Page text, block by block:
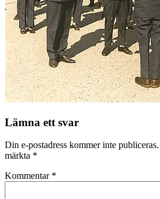
Lämna ett svar
Din e-postadress kommer inte publiceras.
märkta *
Kommentar *